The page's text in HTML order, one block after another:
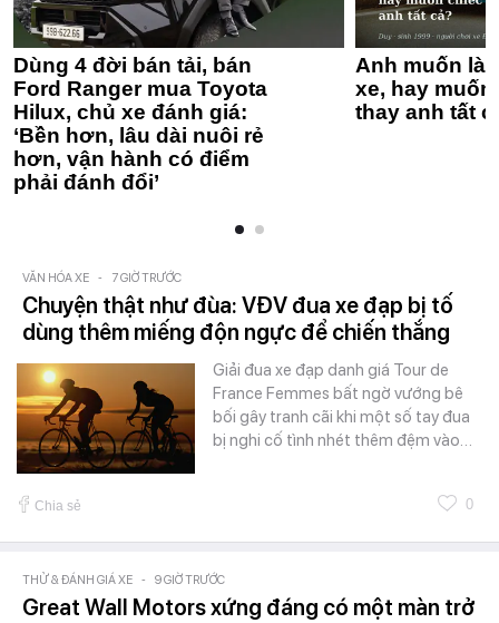
Dùng 4 đời bán tải, bán
Ford Ranger mua Toyota
Hilux, chủ xe đánh giá:
‘Bền hơn, lâu dài nuôi rẻ
hơn, vận hành có điểm
phải đánh đổi’
Anh muốn
xe, hay
thay anh tất
VĂN HÓA XE - 7 GIỜ TRƯỚC
Chuyện thật như đùa: VĐV đua xe đạp bị tố
dùng thêm miếng độn ngực để chiến thắng
Giải đua xe đạp danh giá Tour de
France Femmes bất ngờ vướng bê
bối gây tranh cãi khi một số tay đua
bị nghi cố tình nhét thêm đệm vào…
Chia sẻ 0
THỬ & ĐÁNH GIÁ XE - 9 GIỜ TRƯỚC
Great Wall Motors xứng đáng có một màn trở